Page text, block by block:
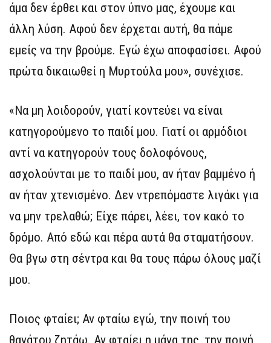
άμα δεν έρθει και στον ύπνο μας, έχουμε και
άλλη λύση. Αφού δεν έρχεται αυτή, θα πάμε
εμείς να την βρούμε. Εγώ έχω αποφασίσει. Αφού
πρώτα δικαιωθεί η Μυρτούλα μου», συνέχισε.
«Να μη λοιδορούν, γιατί κοντεύει να είναι
κατηγορούμενο το παιδί μου. Γιατί οι αρμόδιοι
αντί να κατηγορούν τους δολοφόνους,
ασχολούνται με το παιδί μου, αν ήταν βαμμένο ή
αν ήταν χτενισμένο. Δεν ντρεπόμαστε λιγάκι για
να μην τρελαθώ; Είχε πάρει, λέει, τον κακό το
δρόμο. Από εδώ και πέρα αυτά θα σταματήσουν.
Θα βγω στη σέντρα και θα τους πάρω όλους μαζί
μου.
Ποιος φταίει; Αν φταίω εγώ, την ποινή του
θανάτου ζητάω. Αν φταίει η μάνα της, την ποινή